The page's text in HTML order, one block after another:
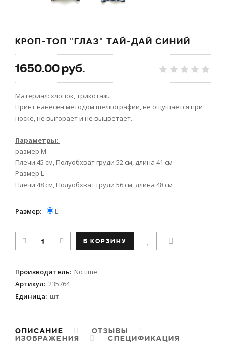
КРОП-ТОП "ГЛАЗ" ТАЙ-ДАЙ СИНИЙ
1650.00 руб.
Материал: хлопок, трикотаж.
Принт нанесен методом шелкографии, не ощущается при
носке, не выгорает и не выцветает.
Параметры:
размер М
Плечи 45 см, Полуобхват груди 52 см, длина 41 см
Размер L
Плечи 48 см, Полуобхват груди 56 см, длина 48 см
Размер: L
Производитель: No time
Артикул: 235764
Единица: шт.
ОПИСАНИЕ
ОТЗЫВЫ
ИЗОБРАЖЕНИЯ
СПЕЦИФИКАЦИЯ